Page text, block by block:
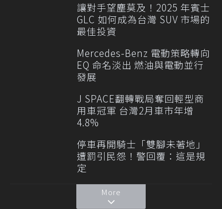
讓對手望塵莫及！2025 年賓士
GLC 如何成為台灣 SUV 市場的
最佳投資
Mercedes-Benz 電動策略轉向
EQ 命名淡出 燃油與電動並行
發展
J SPACE翻轉戰局奪回輕型商
用車冠軍 台灣2月車市年增
4.8%
停車再開騎士「雙腳未著地」
遭罰引民怨！警回覆：這是規
定
More